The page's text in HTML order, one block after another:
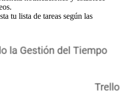
tu lista de tareas según las